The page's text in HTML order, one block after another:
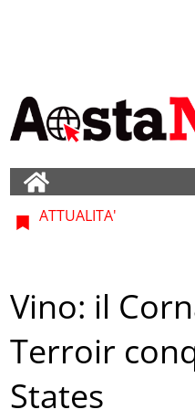
ATTUALITA'
Vino: il
Terroir
States